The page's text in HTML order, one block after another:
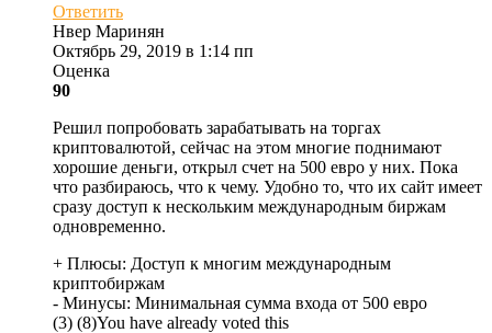
Ответить
Нвер Маринян
Октябрь 29, 2019 в 1:14 пп
Оценка
90
Решил попробовать зарабатывать на торгах
криптовалютой, сейчас на этом многие поднимают
хорошие деньги, открыл счет на 500 евро у них. Пока
что разбираюсь, что к чему. Удобно то, что их сайт имеет
сразу доступ к нескольким международным биржам
одновременно.
+ Плюсы: Доступ к многим международным
криптобиржам
- Минусы: Минимальная сумма входа от 500 евро
(3) (8)You have already voted this